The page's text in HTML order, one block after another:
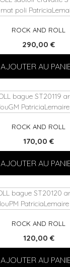
ROCK AND ROLL
290,00 €
AJOUTER AU
ROCK AND ROLL
170,00 €
AJOUTER AU
ROCK AND ROLL
120,00 €
AJOUTER AU